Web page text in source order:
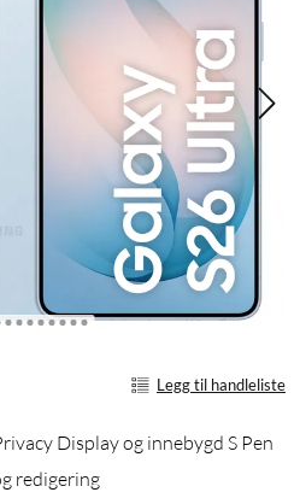
Legg til handleliste
Display og innebygd S Pen
redigering